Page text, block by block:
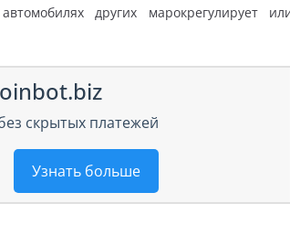
других марокрегулирует
скрытых платежей
Узнать больше